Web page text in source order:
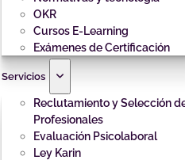
OKR
Cursos E-Learning
Exámenes de Certificación
Servicios
Reclutamiento y Selección
Profesionales
Evaluación Psicolaboral
Ley Karin